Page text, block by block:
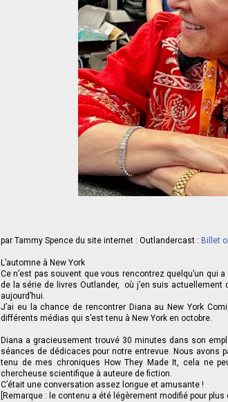
par Tammy Spence du site internet : Outlandercast : Billet
L’automne à New York
Ce n’est pas souvent que vous rencontrez quelqu’un qui
de la série de livres Outlander, où j’en suis
aujourd’hui.
J’ai eu la chance de rencontrer Diana au New York
différents médias qui s’est tenu à New York en octobre.
Diana a gracieusement trouvé 30 minutes dans son
séances de dédicaces pour notre entrevue. Nous avons
tenu de mes chroniques How They Made It, cela ne
chercheuse scientifique à auteure de fiction.
C’était une conversation assez longue et amusante !
[Remarque : le contenu a été légèrement modifié pour plus